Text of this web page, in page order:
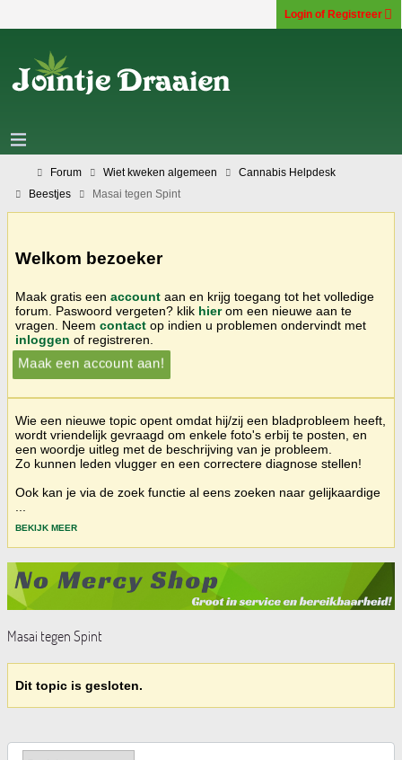
Login of Registreer
Forum Wiet kweken algemeen
Cannabis Helpdesk
Beestjes
Masai tegen Spint
Welkom bezoeker
Maak gratis een account aan en krijg toegang tot het volledige
forum. Paswoord vergeten? klik hierom een nieuwe aan te
vragen. Neem contact op indien u problemen ondervindt met
inloggen of registreren.
Maak een account aan!
Wie een nieuwe topic opent omdat hij/zij een bladprobleem heeft,
wordt vriendelijk gevraagd om enkele foto's erbij te posten, en
een woordje uitleg met de beschrijving van je probleem.
Zo kunnen leden vlugger en een correctere diagnose stellen!
Ook kan je via de zoek functie al eens zoeken naar gelijkaardige
BEKIJK MEER
Masai tegen Spint
Dit topic is gesloten.